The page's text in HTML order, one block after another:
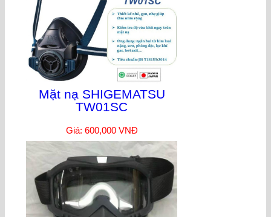
Mặt nạ SHIGEMATSU
TW01SC
Giá: 600,000 VNĐ